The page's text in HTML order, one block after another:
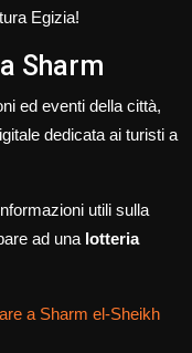
Egizia!
Sharm
ed eventi della città,
dedicata ai turisti a
utili sulla
ad una lotteria
a Sharm el-Sheikh